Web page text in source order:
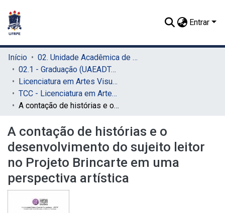
Entrar
Início
02. Unidade Acadêmica de Educação a Distância e Tecnologia (UAEADTec)
02.1 - Graduação (UAEADTec)
Licenciatura em Artes Visuais (UAEADTec)
TCC - Licenciatura em Artes Visuais (UAEADTec)
A contação de histórias e o desenvolvimento do sujeito leitor no Projeto Brincarte em uma perspectiva artística
A contação de histórias e o
desenvolvimento do sujeito leitor
no Projeto Brincarte em uma
perspectiva artística